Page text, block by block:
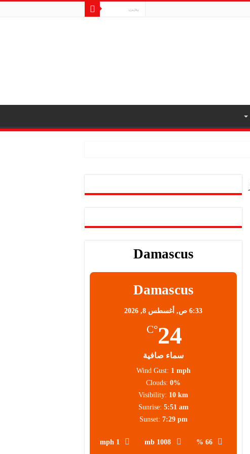
Damascus
Damascus
6:33 ص, أغسطس 8, 2026
24
°C
سماء صافية
66 %
1008 mb
1 mph
Wind Gust: 1 mph
Clouds: 0%
Visibility: 10 km
Sunrise: 5:51 am
Sunset: 7:29 pm